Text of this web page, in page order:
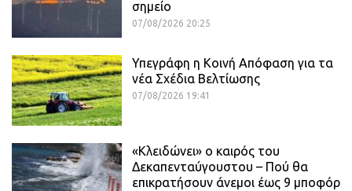
σημείο
07/08/2026 20:25
Υπεγράφη η Κοινή Απόφαση για τα
νέα Σχέδια Βελτίωσης
07/08/2026 19:41
«Κλειδώνει» ο καιρός του
Δεκαπενταύγουστου – Πού θα
επικρατήσουν άνεμοι έως 9 μποφόρ